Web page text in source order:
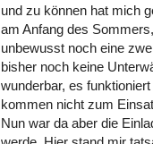
und zu können hat mich
am Anfang des
unbewusst noch eine
bisher noch keine
wunderbar, es
kommen nicht zum
Nun war da aber die